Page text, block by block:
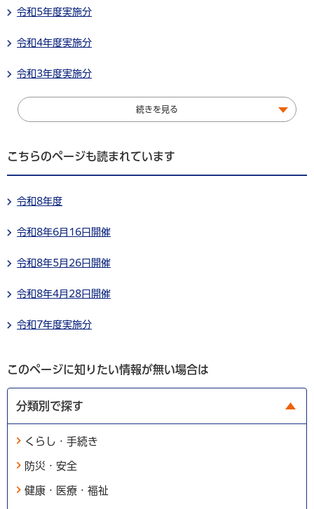
令和5年度実施分
令和4年度実施分
令和3年度実施分
続きを見る
こちらのページも読まれています
令和8年度
令和8年6月16日開催
令和8年5月26日開催
令和8年4月28日開催
令和7年度実施分
このページに知りたい情報が無い場合は
分類別で探す
くらし・手続き
防災・安全
健康・医療・福祉